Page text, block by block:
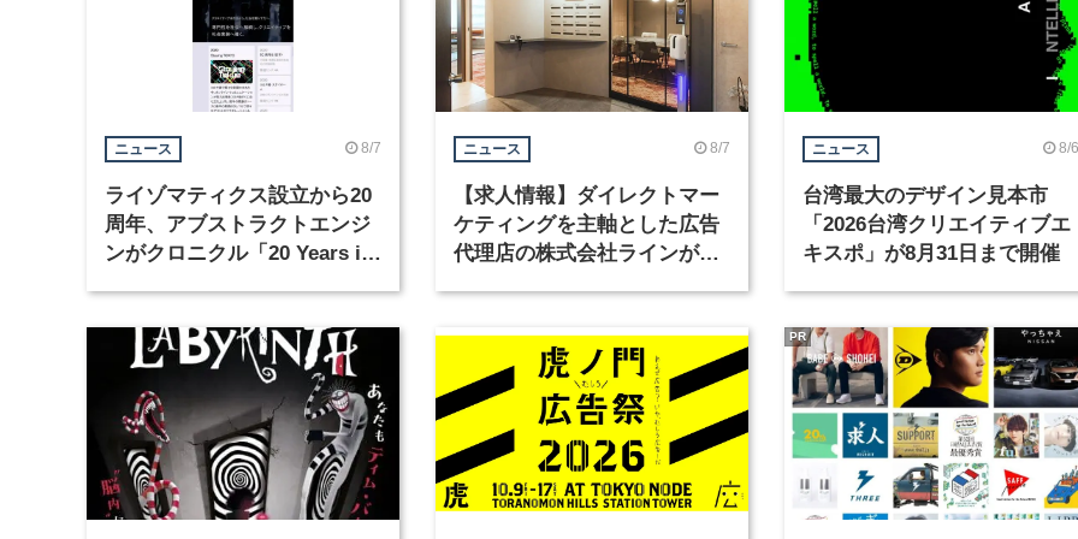
ニュース 8/7
ライゾマティクス設立から20
周年、アブストラクトエンジ
ンがクロニクル「20 Years in
ニュース 8/7
【求人情報】ダイレクトマー
ケティングを主軸とした広告
代理店の株式会社ラインが、
ニュース 8/6
台湾最大のデザイン見本市
「2026台湾クリエイティブエ
キスポ」が8月31日まで開催
PR